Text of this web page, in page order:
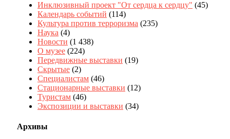
Инклюзивный проект "От сердца к сердцу" (45)
Календарь событий (114)
Культура против терроризма (235)
Наука (4)
Новости (1 438)
О музее (224)
Передвижные выставки (19)
Скрытые (2)
Специалистам (46)
Стационарные выставки (12)
Туристам (46)
Экспозиции и выставки (34)
Архивы